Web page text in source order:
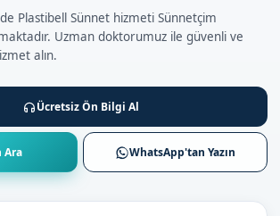
Plastibell Sünnet hizmeti Sünnetçim
Uzman doktorumuz ile güvenli ve
alın.
Ücretsiz Ön Bilgi Al
Ara WhatsApp'tan Yazın